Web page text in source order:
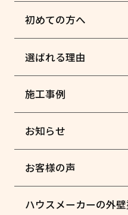
初めての方へ
選ばれる理由
施工事例
お知らせ
お客様の声
ハウスメーカーの外